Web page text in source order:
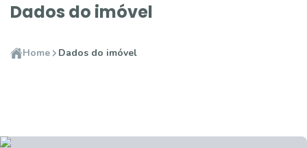
Dados do imóvel
Home Dados do imóvel